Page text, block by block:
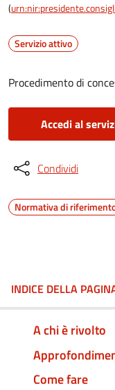
(
Servizio attivo
Procedimento di
Accedi al
Condividi
Normativa di
INDICE DELLA
A chi è rivolto
Come fare